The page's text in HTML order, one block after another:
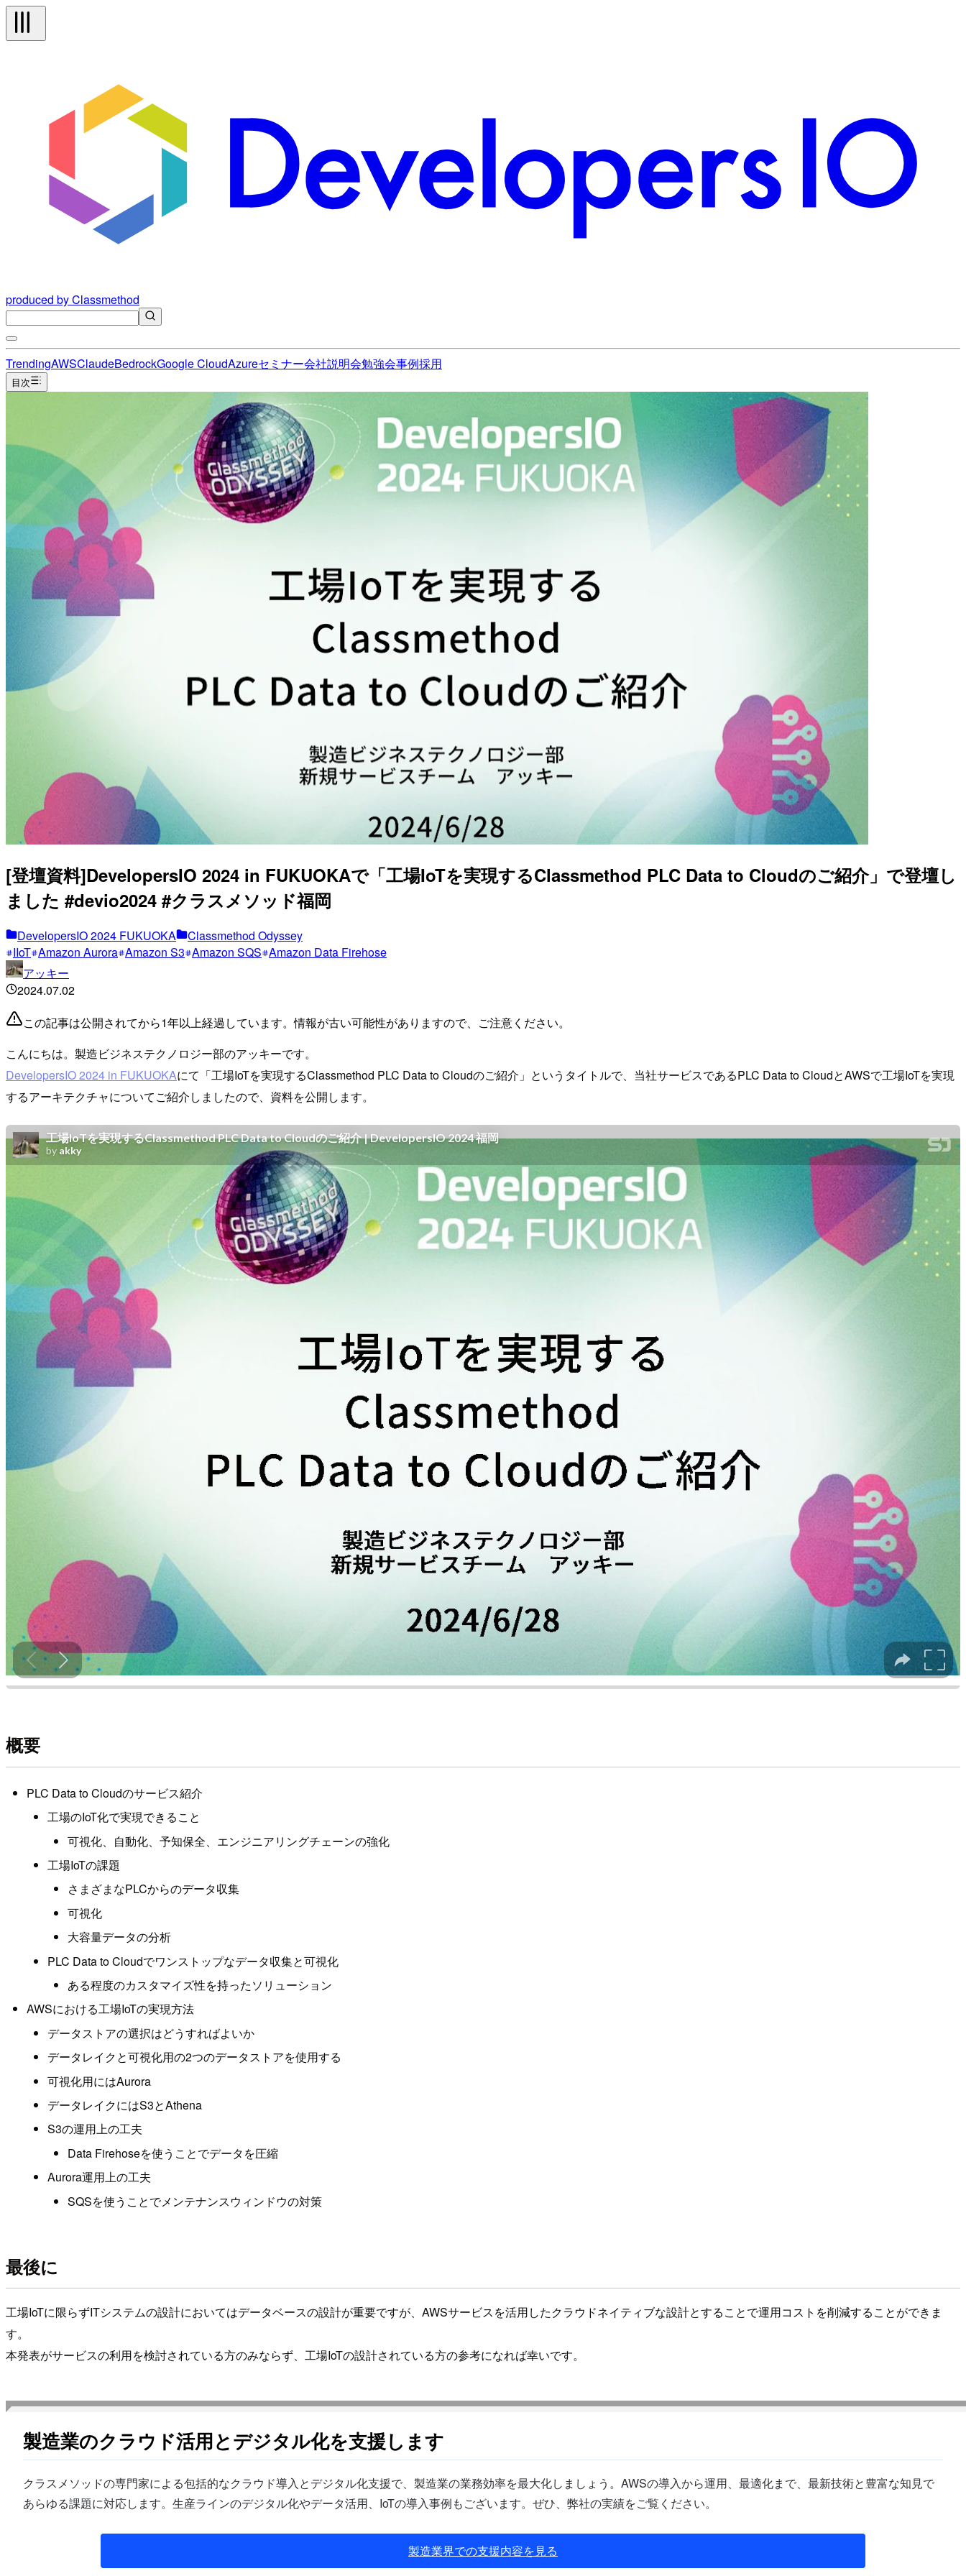
produced by Classmethod
TrendingAWSClaudeBedrockGoogle CloudAzureセミナー会社説明会勉強会事例採用
目次
[登壇資料]DevelopersIO 2024 in FUKUOKAで「工場IoTを実現するClassmethod PLC Data to Cloudのご紹介」で登壇し
ました #devio2024 #クラスメソッド福岡
DevelopersIO 2024 FUKUOKA
Classmethod Odyssey
IIoT Amazon Aurora Amazon S3 Amazon SQS Amazon Data Firehose
アッキー
2024.07.02
この記事は公開されてから1年以上経過しています。情報が古い可能性がありますので、ご注意ください。
こんにちは。製造ビジネステクノロジー部のアッキーです。
DevelopersIO 2024 in FUKUOKAにて「工場IoTを実現するClassmethod PLC Data to Cloudのご紹介」というタイトルで、当社サービスであるPLC Data to CloudとAWSで工場IoTを実現
するアーキテクチャについてご紹介しましたので、資料を公開します。
概要
PLC Data to Cloudのサービス紹介
工場のIoT化で実現できること
可視化、自動化、予知保全、エンジニアリングチェーンの強化
工場IoTの課題
さまざまなPLCからのデータ収集
可視化
大容量データの分析
PLC Data to Cloudでワンストップなデータ収集と可視化
ある程度のカスタマイズ性を持ったソリューション
AWSにおける工場IoTの実現方法
データストアの選択はどうすればよいか
データレイクと可視化用の2つのデータストアを使用する
可視化用にはAurora
データレイクにはS3とAthena
S3の運用上の工夫
Data Firehoseを使うことでデータを圧縮
Aurora運用上の工夫
SQSを使うことでメンテナンスウィンドウの対策
最後に
工場IoTに限らずITシステムの設計においてはデータベースの設計が重要ですが、AWSサービスを活用したクラウドネイティブな設計とすることで運用コストを削減することができま
す。
本発表がサービスの利用を検討されている方のみならず、工場IoTの設計されている方の参考になれば幸いです。
製造業のクラウド活用とデジタル化を支援します
クラスメソッドの専門家による包括的なクラウド導入とデジタル化支援で、製造業の業務効率を最大化しましょう。AWSの導入から運用、最適化まで、最新技術と豊富な知見で
あらゆる課題に対応します。生産ラインのデジタル化やデータ活用、IoTの導入事例もございます。ぜひ、弊社の実績をご覧ください。
製造業界での支援内容を見る